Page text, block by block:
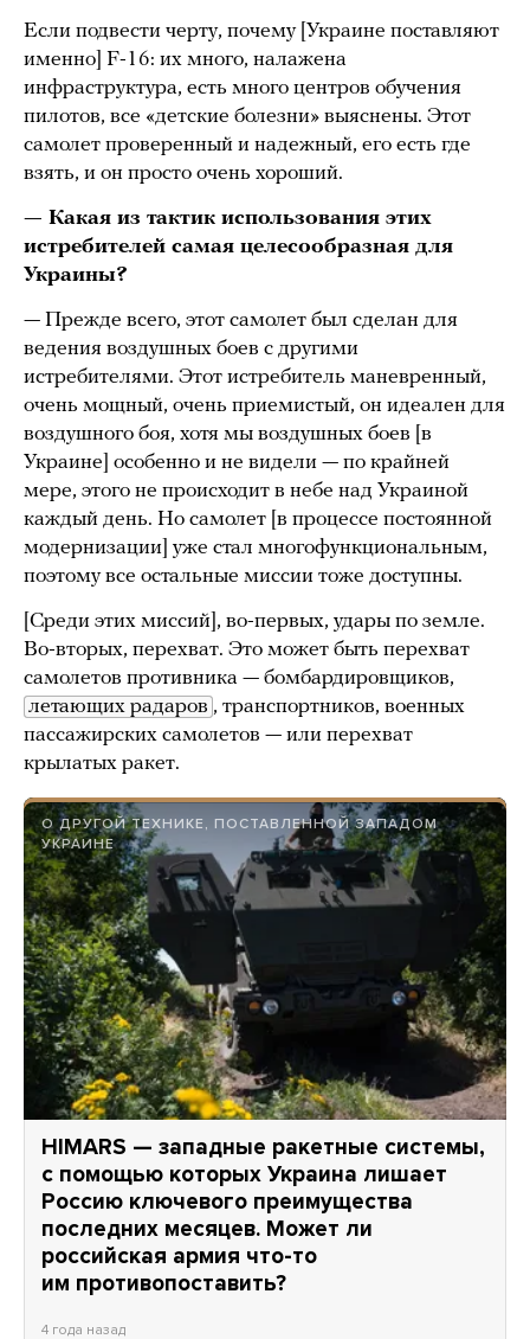
Если подвести черту, почему [Украине поставляют
именно] F-16: их много, налажена
инфраструктура, есть много центров обучения
пилотов, все «детские болезни» выяснены. Этот
самолет проверенный и надежный, его есть где
взять, и он просто очень хороший.
— Какая из тактик использования этих
истребителей самая целесообразная для
Украины?
— Прежде всего, этот самолет был сделан для
ведения воздушных боев с другими
истребителями. Этот истребитель маневренный,
очень мощный, очень приемистый, он идеален для
воздушного боя, хотя мы воздушных боев [в
Украине] особенно и не видели — по крайней
мере, этого не происходит в небе над Украиной
каждый день. Но самолет [в процессе постоянной
модернизации] уже стал многофункциональным,
поэтому все остальные миссии тоже доступны.
[Среди этих миссий], во-первых, удары по земле.
Во-вторых, перехват. Это может быть перехват
самолетов противника — бомбардировщиков,
летающих радаров , транспортников, военных
пассажирских самолетов — или перехват
крылатых ракет.
О ДРУГОЙ ТЕХНИКЕ, ПОСТАВЛЕННОЙ ЗАПАДОМ
УКРАИНЕ
HIMARS — западные ракетные системы,
с помощью которых Украина лишает
Россию ключевого преимущества
последних месяцев. Может ли
российская армия что-то
им противопоставить?
4 года назад